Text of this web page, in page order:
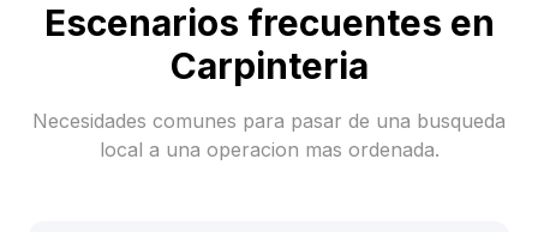
Escenarios frecuentes en
Carpinteria
Necesidades comunes para pasar de una busqueda
local a una operacion mas ordenada.